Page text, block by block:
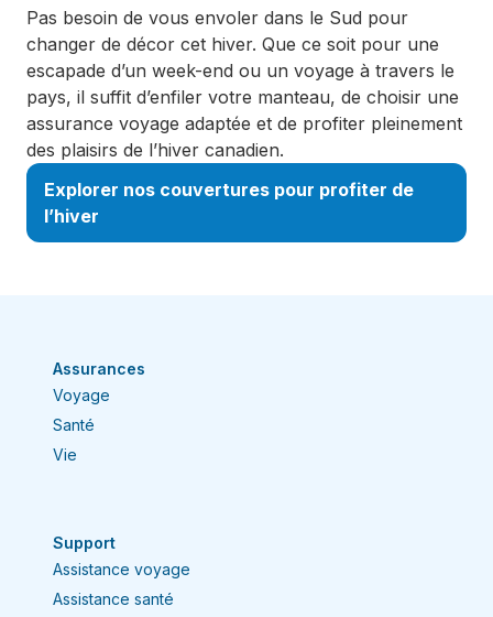
Pas besoin de vous envoler dans le Sud pour
changer de décor cet hiver. Que ce soit pour une
escapade d’un week-end ou un voyage à travers le
pays, il suffit d’enfiler votre manteau, de choisir une
assurance voyage adaptée et de profiter pleinement
des plaisirs de l’hiver canadien.
Explorer nos couvertures pour profiter de
l’hiver
Assurances
Voyage
Santé
Vie
Support
Assistance voyage
Assistance santé